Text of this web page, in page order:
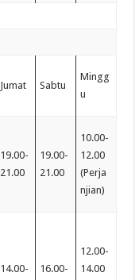
Jumat Sabtu
Mingg
u
19.00-
21.00
19.00-
21.00
10.00-
12.00
(Perja
njian)
14.00- 16.00-
12.00-
14.00